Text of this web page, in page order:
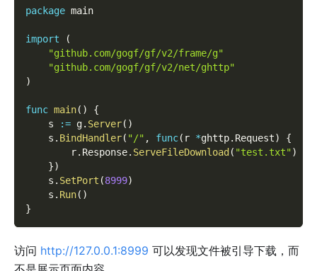
package main
import
(
"github.com/gogf/gf/v2/frame/g"
"github.com/gogf/gf/v2/net/ghttp"
)
func main( )
{
    s
:= g. Server( )
    s
. BindHandler( "/" , func( r *ghttp. Request)
{
        r
. Response. ServeFileDownload ( "test.txt")
})
    s
. SetPort (8999)
    s
. Run( )
}
访问 http://127.0.0.1:8999 可以发现文件被引导下载，而